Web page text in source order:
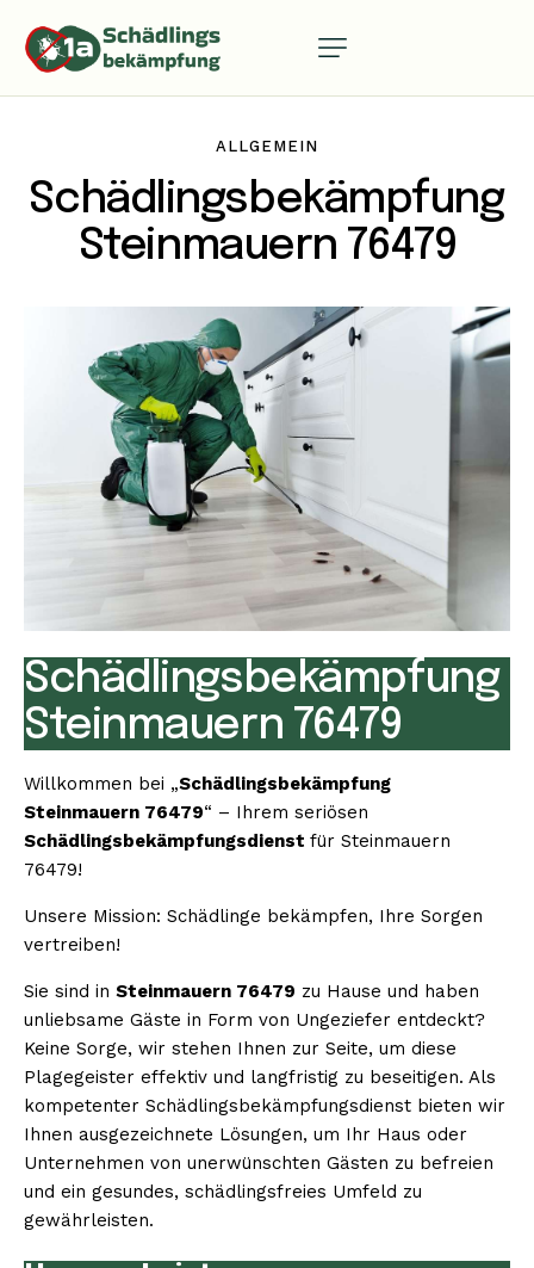
ALLGEMEIN
Schädlingsbekämpfung
Steinmauern 76479
Schädlingsbekämpfung
Steinmauern 76479
Willkommen bei „Schädlingsbekämpfung
Steinmauern 76479“ – Ihrem seriösen
Schädlingsbekämpfungsdienst für Steinmauern
76479!
Unsere Mission: Schädlinge bekämpfen, Ihre Sorgen
vertreiben!
Sie sind in Steinmauern 76479 zu Hause und haben
unliebsame Gäste in Form von Ungeziefer entdeckt?
Keine Sorge, wir stehen Ihnen zur Seite, um diese
Plagegeister effektiv und langfristig zu beseitigen. Als
kompetenter Schädlingsbekämpfungsdienst bieten wir
Ihnen ausgezeichnete Lösungen, um Ihr Haus oder
Unternehmen von unerwünschten Gästen zu befreien
und ein gesundes, schädlingsfreies Umfeld zu
gewährleisten.